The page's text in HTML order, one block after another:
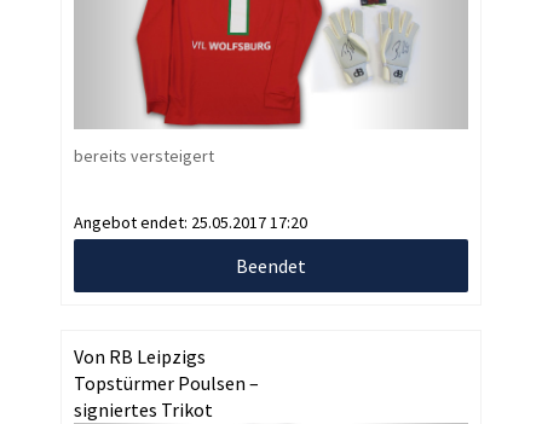
bereits versteigert
Angebot endet: 25.05.2017 17:20
Beendet
Von RB Leipzigs
Topstürmer Poulsen –
signiertes Trikot